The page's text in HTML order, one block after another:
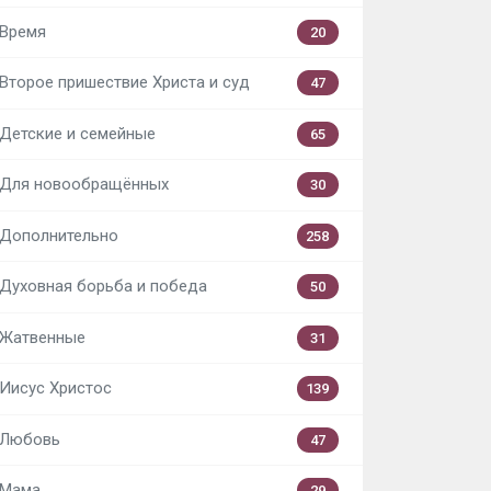
Время 20
Второе пришествие Христа и суд 47
Детские и семейные 65
Для новообращённых 30
Дополнительно 258
Духовная борьба и победа 50
Жатвенные 31
Иисус Христос 139
Любовь 47